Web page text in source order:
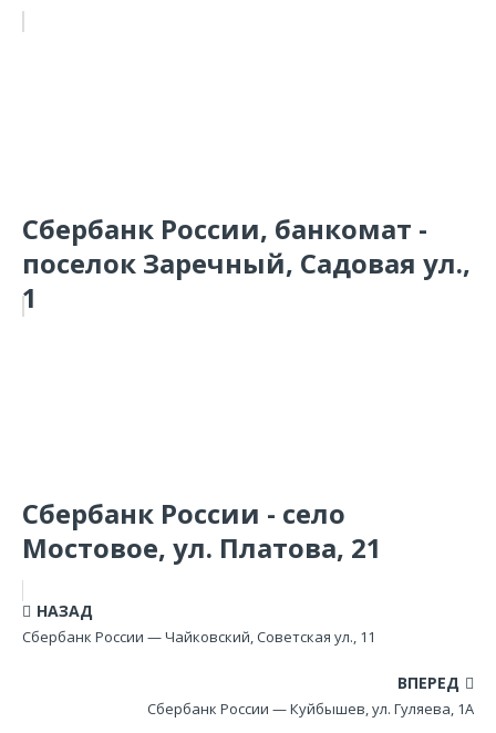
Сбербанк России, банкомат -
поселок Заречный, Садовая ул.,
1
Сбербанк России - село
Мостовое, ул. Платова, 21
НАЗАД
Сбербанк России — Чайковский, Советская ул., 11
ВПЕРЕД
Сбербанк России — Куйбышев, ул. Гуляева, 1А